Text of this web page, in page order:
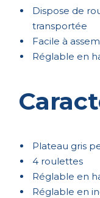
Dispose de
transportée
Facile à
Réglable en
Plateau gris
4 roulettes
Réglable en
Réglable en